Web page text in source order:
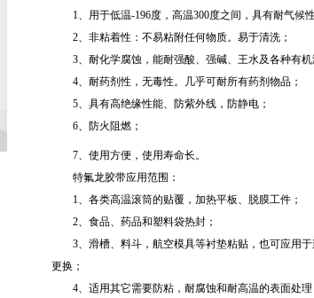
1、用于低温-196度，高温300度之间，具有耐气候
2、非粘着性：不易粘附任何物质。易于清洗；
3、耐化学腐蚀，能耐强酸、强碱、王水及各种有机
4、耐药剂性，无毒性。几乎可耐所有药剂物品；
5、具有高绝缘性能、防紫外线，防静电；
6、防火阻燃；
7、使用方便，使用寿命长。
特氟龙胶带应用范围：
1、各类高温滚筒的贴覆，加热平板、脱膜工件；
2、食品、药品和塑料袋热封；
3、滑槽、料斗，航空模具等衬垫粘贴，也可应用
更换；
4、适用其它需要防粘，耐腐蚀和耐高温的表面处理